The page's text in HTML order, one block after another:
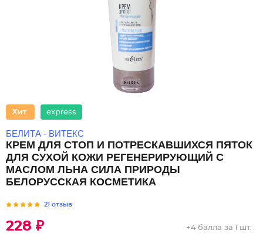
express
БЕЛИТА - ВИТЕКС
КРЕМ ДЛЯ СТОП И ПОТРЕСКАВШИХСЯ ПЯТОК
ДЛЯ СУХОЙ КОЖИ РЕГЕНЕРИРУЮЩИЙ С
МАСЛОМ ЛЬНА СИЛА ПРИРОДЫ
БЕЛОРУССКАЯ КОСМЕТИКА
21 отзыв
228 ₽ +4 балла за 1 шт.